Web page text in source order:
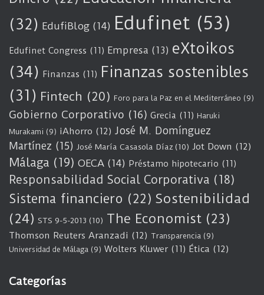
(32) EdufiBlog (14) Edufinet (53)
Edufinet Congress (11) Empresa (13) eXtoikos
(34) Finanzas (11) Finanzas sostenibles
(31) Fintech (20) Foro para la Paz en el Mediterráneo (9)
Gobierno Corporativo (16) Grecia (11) Haruki
Murakami (9) iAhorro (12) José M. Domínguez
Martínez (15) José María Casasola Díaz(10) Jot Down (12)
Málaga (19) OECA (14) Préstamo hipotecario (11)
Responsabilidad Social Corporativa (18)
Sistema financiero (22) Sostenibilidad
(24) STS 9-5-2013 (10) The Economist (23)
Thomson Reuters Aranzadi (12) Transparencia (9)
Universidad de Málaga (9) Wolters Kluwer (11) Ética (12)
Categorías